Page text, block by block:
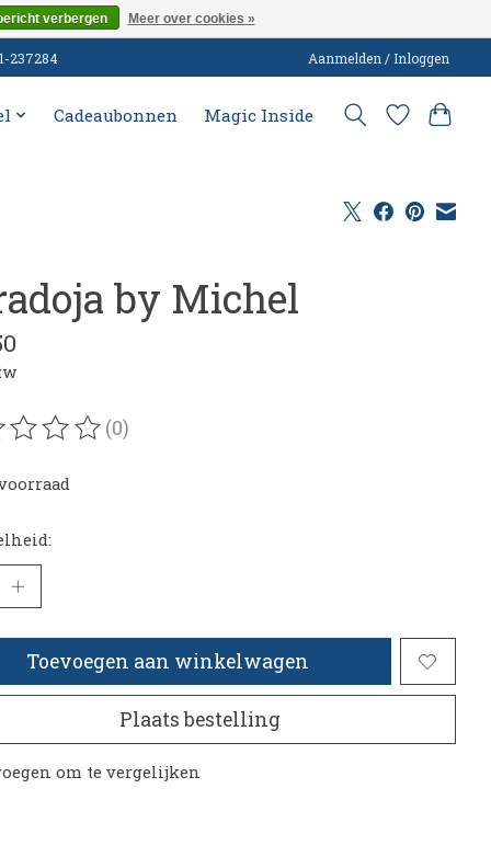
237284 Aanmelden / Inloggen
Cadeaubonnen Magic Inside
by Michel
van dit product is
(0)
Toevoegen aan winkelwagen
Plaats bestelling
om te vergelijken
verbergen Meer over cookies »